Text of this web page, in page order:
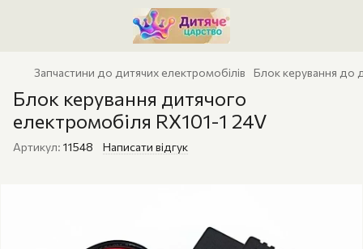
Запчастини до дитячих електромобілів Блок керування до
Блок керування дитячого
електромобіля RX101-1 24V
Артикул: 11548 Написати відгук